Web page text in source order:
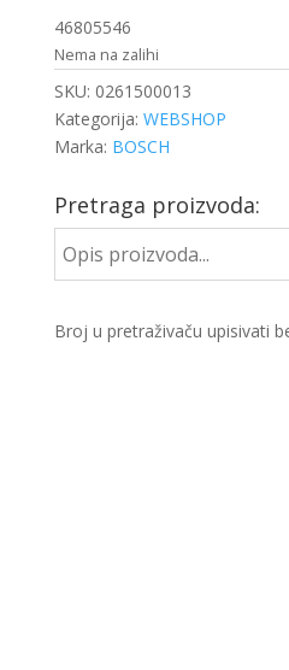
46805546
Nema na zalihi
SKU: 0261500013
Kategorija: WEBSHOP
Marka: BOSCH
Pretraga proizvoda:
Broj u pretraživaču upisivati